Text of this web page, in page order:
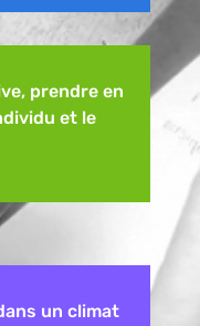
prendre en
et le
un climat